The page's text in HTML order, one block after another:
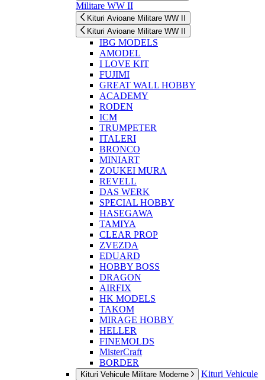
Militare WW II
Kituri Avioane Militare WW II
Kituri Avioane Militare WW II
IBG MODELS
AMODEL
I LOVE KIT
FUJIMI
GREAT WALL HOBBY
ACADEMY
RODEN
ICM
TRUMPETER
ITALERI
BRONCO
MINIART
ZOUKEI MURA
REVELL
DAS WERK
SPECIAL HOBBY
HASEGAWA
TAMIYA
CLEAR PROP
ZVEZDA
EDUARD
HOBBY BOSS
DRAGON
AIRFIX
HK MODELS
TAKOM
MIRAGE HOBBY
HELLER
FINEMOLDS
MisterCraft
BORDER
Kituri Vehicule Militare Moderne
Kituri Vehicule